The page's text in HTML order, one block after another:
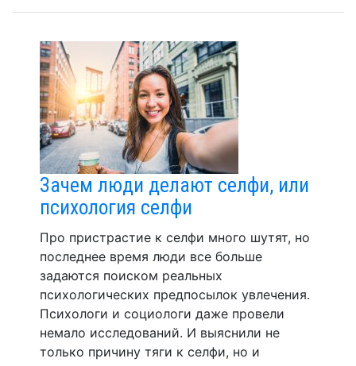
Зачем люди делают селфи, или
психология селфи
Про пристрастие к селфи много шутят, но
последнее время люди все больше
задаются поиском реальных
психологических предпосылок увлечения.
Психологи и социологи даже провели
немало исследований. И выяснили не
только причину тяги к селфи, но и